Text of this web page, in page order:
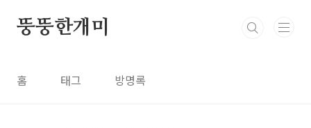
뚱뚱한개미
홈 태그 방명록